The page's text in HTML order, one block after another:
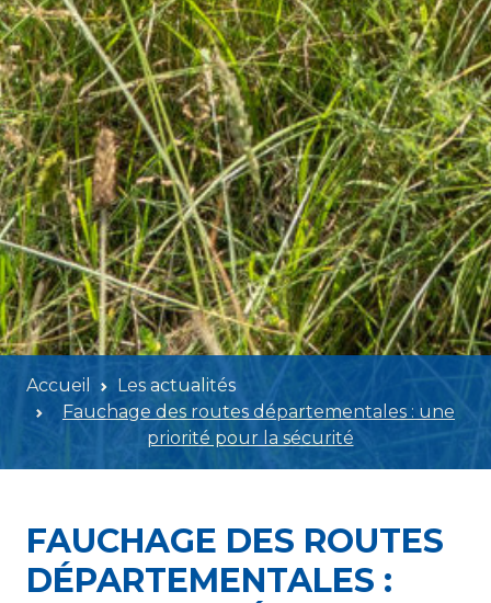
Accueil
Les actualités
Fauchage des routes départementales : une
priorité pour la sécurité
FAUCHAGE DES ROUTES
DÉPARTEMENTALES :